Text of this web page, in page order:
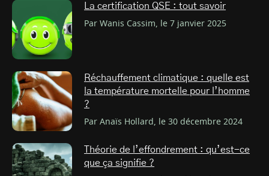
La certification QSE : tout savoir
Par Wanis Cassim, le 7 janvier 2025
Réchauffement climatique : quelle est
la température mortelle pour l’homme
?
Par Anaïs Hollard, le 30 décembre 2024
Théorie de l’effondrement : qu’est-ce
que ça signifie ?